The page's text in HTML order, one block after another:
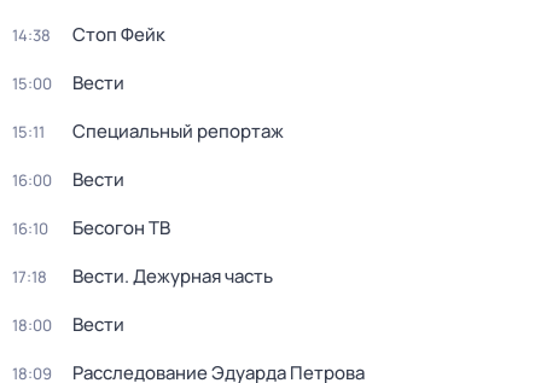
14:38 Стоп Фейк
15:00 Вести
15:11 Специальный репортаж
16:00 Вести
16:10 Бесогон ТВ
17:18 Вести. Дежурная часть
18:00 Вести
18:09 Расследование Эдуарда Петрова